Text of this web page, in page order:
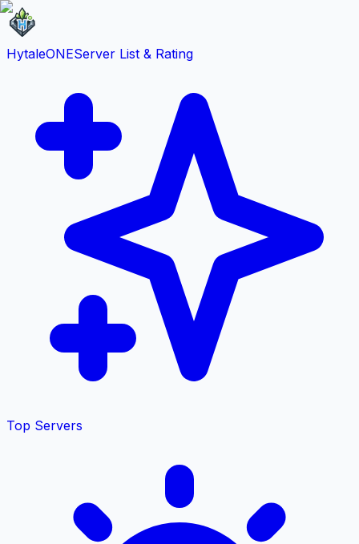
HytaleONEServer List & Rating
Top Servers